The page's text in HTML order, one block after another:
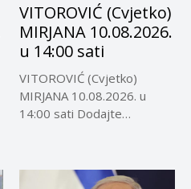
VITOROVIĆ (Cvjetko)
MIRJANA 10.08.2026.
u 14:00 sati
VITOROVIĆ (Cvjetko)
MIRJANA 10.08.2026. u
14:00 sati Dodajte